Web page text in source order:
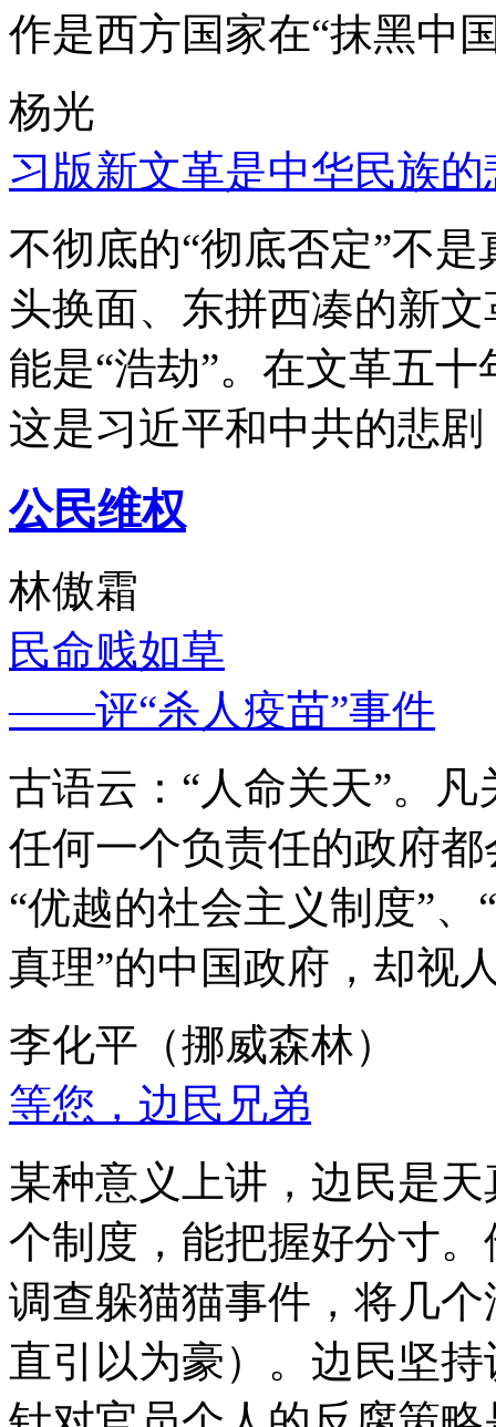
作是西方国家在“抹黑中
杨光
习版新文革是中华民族的
不彻底的“彻底否定”不
头换面、东拼西凑的新
能是“浩劫”。在文革五
这是习近平和中共的悲
公民维权
林傲霜
民命贱如草
——评“杀人疫苗”事件
古语云：“人命关天”。
任何一个负责任的政府
“优越的社会主义制度”
真理”的中国政府，却视
李化平（挪威森林）
等您，边民兄弟
某种意义上讲，边民是
个制度，能把握好分寸
调查躲猫猫事件，将几
直引以为豪）。边民坚